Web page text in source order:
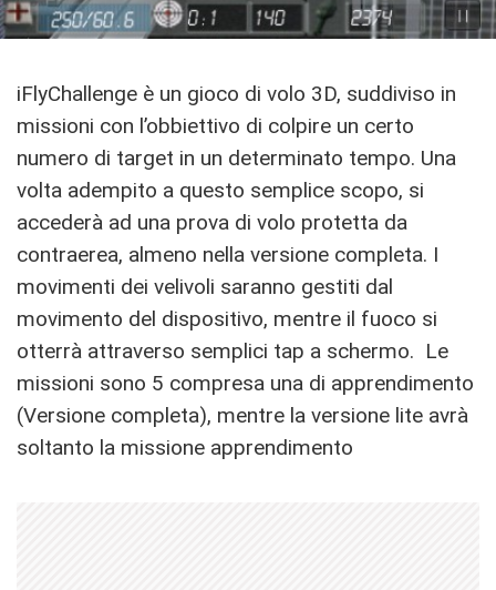
iFlyChallenge è un gioco di volo 3D, suddiviso in
missioni con l’obbiettivo di colpire un certo
numero di target in un determinato tempo. Una
volta adempito a questo semplice scopo, si
accederà ad una prova di volo protetta da
contraerea, almeno nella versione completa. I
movimenti dei velivoli saranno gestiti dal
movimento del dispositivo, mentre il fuoco si
otterrà attraverso semplici tap a schermo. Le
missioni sono 5 compresa una di apprendimento
(Versione completa), mentre la versione lite avrà
soltanto la missione apprendimento